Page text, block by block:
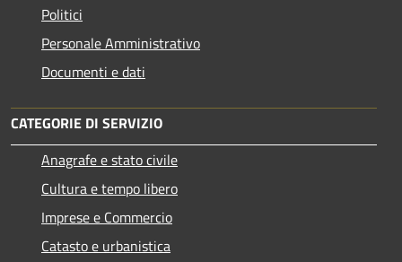
Politici
Personale Amministrativo
Documenti e dati
CATEGORIE DI SERVIZIO
Anagrafe e stato civile
Cultura e tempo libero
Imprese e Commercio
Catasto e urbanistica